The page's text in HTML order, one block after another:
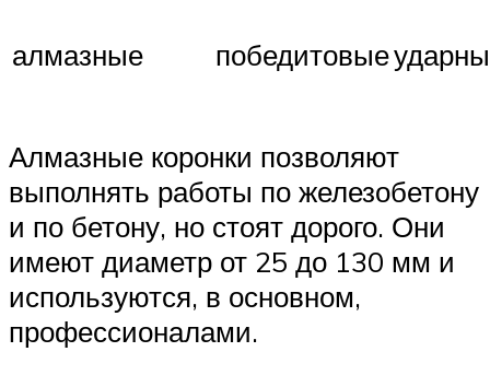
алмазные победитовые
Алмазные коронки позволяют
выполнять работы по железобетону
и по бетону, но стоят дорого. Они
имеют диаметр от 25 до 130 мм и
используются, в основном,
профессионалами.